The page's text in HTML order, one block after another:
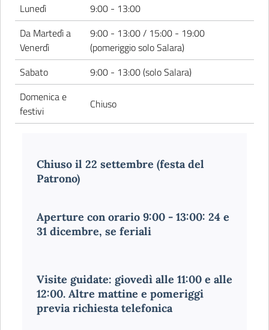
Lunedì
9:00 - 13:00
Da Martedì a
Venerdì
9:00 - 13:00 / 15:00 - 19:00
(pomeriggio solo Salara)
Sabato
9:00 - 13:00 (solo Salara)
Domenica e
festivi
Chiuso
Chiuso il 22 settembre (festa del
Patrono)
Aperture con orario 9:00 - 13:00: 24 e
31 dicembre, se feriali
Visite guidate: giovedì alle 11:00 e alle
12:00. Altre mattine e pomeriggi
previa richiesta telefonica